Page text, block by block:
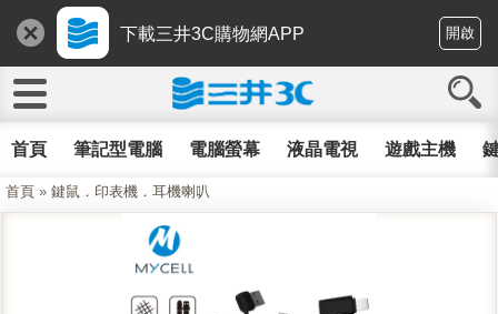
下載三井3C購物網APP 開啟
首頁 筆記型電腦 電腦螢幕 液晶電視 遊戲主機
首頁 » 鍵鼠．印表機．耳機喇叭